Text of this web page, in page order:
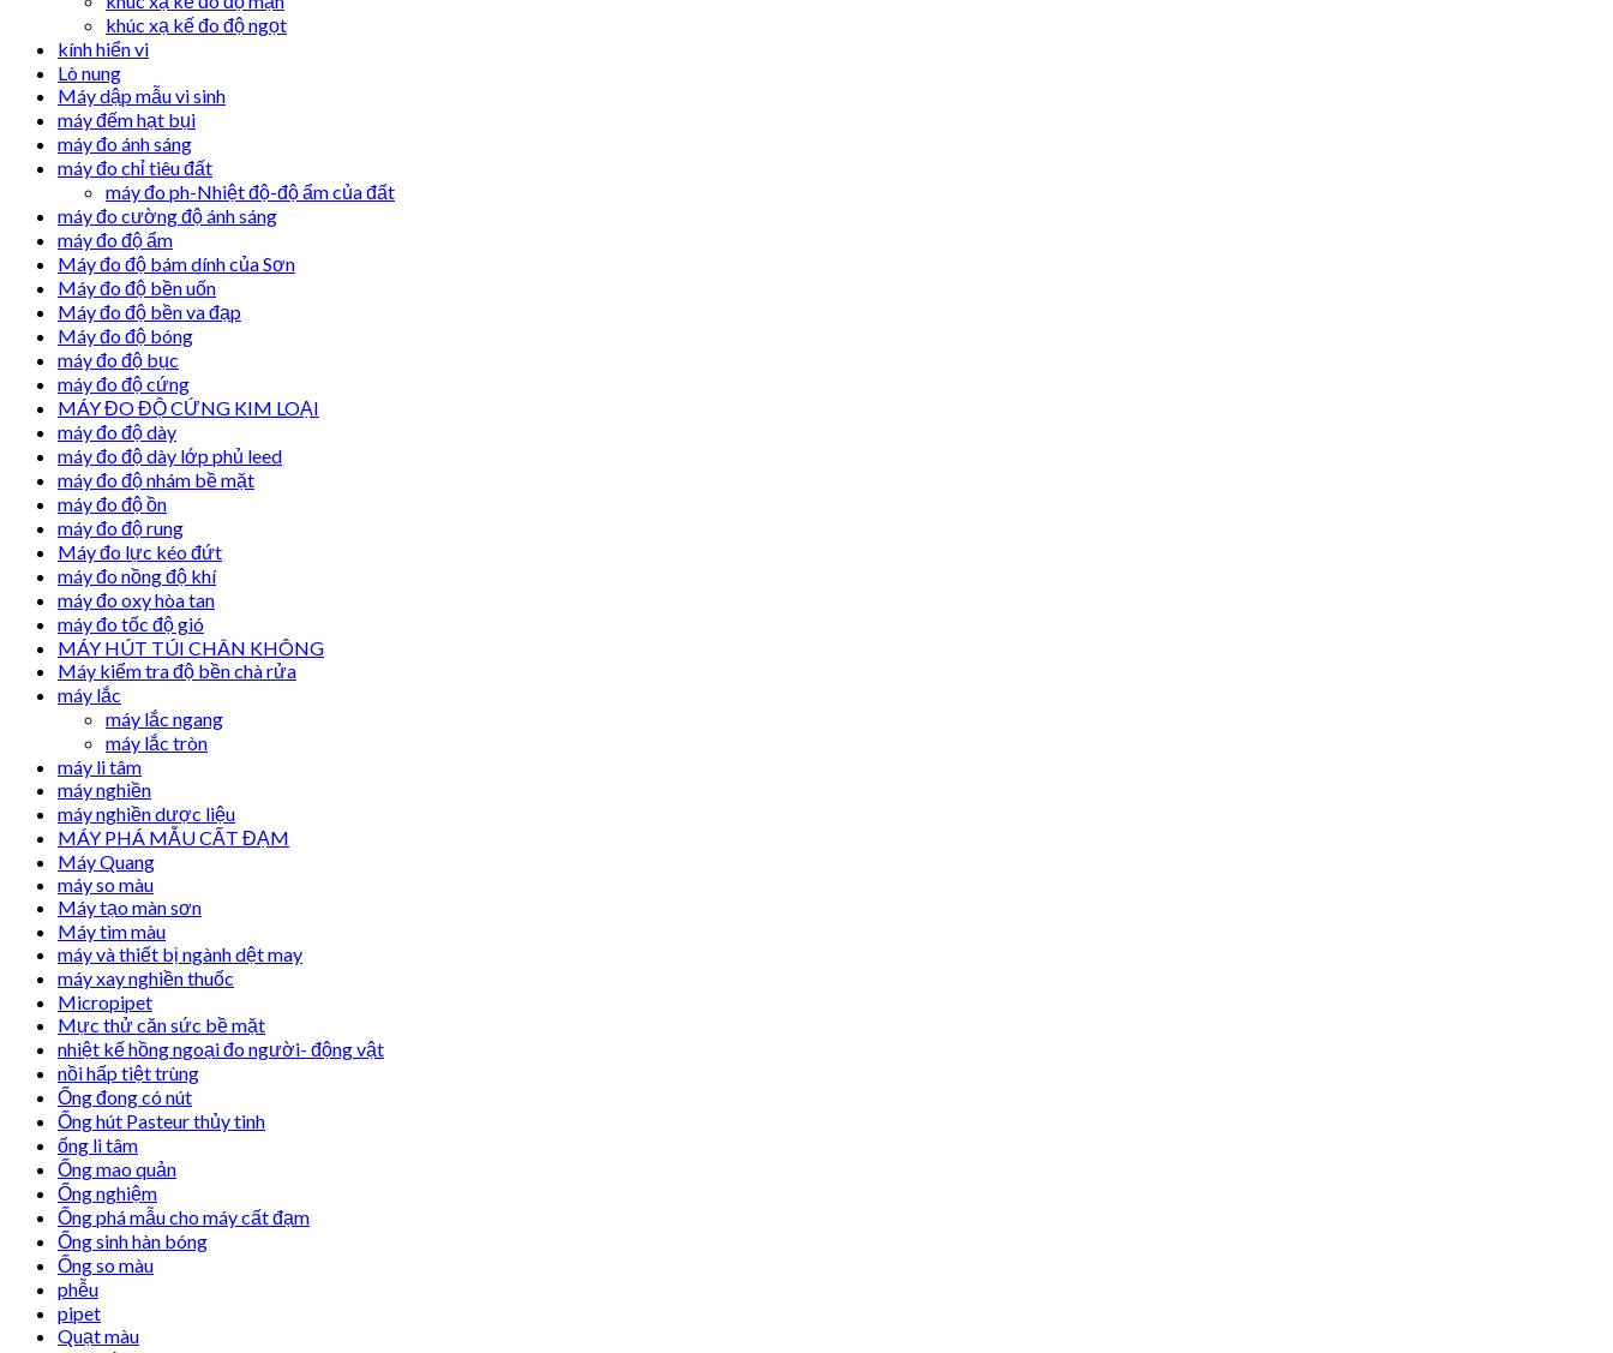
khúc xạ kế đo độ ngọt
kính hiển vi
Lò nung
Máy dập mẫu vi sinh
máy đếm hạt bụi
máy đo ánh sáng
máy đo chỉ tiêu đất
máy đo ph-Nhiệt độ-độ ẩm của đất
máy đo cường độ ánh sáng
máy đo độ ẩm
Máy đo độ bám dính của Sơn
Máy đo độ bền uốn
Máy đo độ bền va đạp
Máy đo độ bóng
máy đo độ bục
máy đo độ cứng
MÁY ĐO ĐỘ CỨNG KIM LOẠI
máy đo độ dày
máy đo độ dày lớp phủ leed
máy đo độ nhám bề mặt
máy đo độ ồn
máy đo độ rung
Máy đo lực kéo đứt
máy đo nồng độ khí
máy đo oxy hòa tan
máy đo tốc độ gió
MÁY HÚT TÚI CHÂN KHÔNG
Máy kiểm tra độ bền chà rửa
máy lắc
máy lắc ngang
máy lắc tròn
máy li tâm
máy nghiền
máy nghiền dược liệu
MÁY PHÁ MẪU CẤT ĐẠM
Máy Quang
máy so màu
Máy tạo màn sơn
Máy tìm màu
máy và thiết bị ngành dệt may
máy xay nghiền thuốc
Micropipet
Mực thử căn sức bề mặt
nhiệt kế hồng ngoại đo người- động vật
nồi hấp tiệt trùng
Ống đong có nút
Ống hút Pasteur thủy tinh
ống li tâm
Ống mao quản
Ống nghiệm
Ống phá mẫu cho máy cất đạm
Ống sinh hàn bóng
Ống so màu
phễu
pipet
Quạt màu